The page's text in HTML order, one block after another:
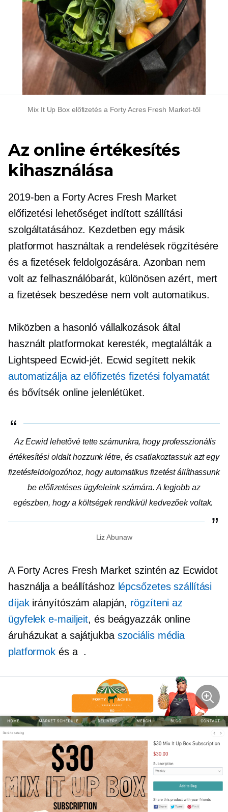
Mix It Up Box előfizetés a Forty Acres Fresh Market-től
Az online értékesítés
kihasználása
2019-ben a Forty Acres Fresh Market
előfizetési lehetőséget indított szállítási
szolgáltatásához. Kezdetben egy másik
platformot használtak a rendelések rögzítésére
és a fizetések feldolgozására. Azonban nem
volt azfelhasználóbarát, különösen azért, mert
a fizetések beszedése nem volt automatikus.
Miközben a hasonló vállalkozások által
használt platformokat keresték, megtalálták a
Lightspeed Ecwid-jét. Ecwid segített nekik
automatizálja az előfizetés fizetési folyamatát
és bővítsék online jelenlétüket.
Az Ecwid lehetővé tette számunkra, hogy professzionális
értékesítési oldalt hozzunk létre, és csatlakoztassuk azt egy
fizetésfeldolgozóhoz, hogy automatikus fizetést állíthassunk
be előfizetéses ügyfeleink számára. A legjobb az
egészben, hogy a költségek rendkívül kedvezőek voltak.
Liz Abunaw
A Forty Acres Fresh Market szintén az Ecwidot
használja a beállításhoz lépcsőzetes szállítási
díjakirányítószám alapján, rögzíteni az
ügyfelek e-mailjeit, és beágyazzák online
áruházukat a sajátjukba szociális média
platformok és a .